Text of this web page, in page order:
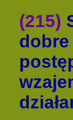
(215)